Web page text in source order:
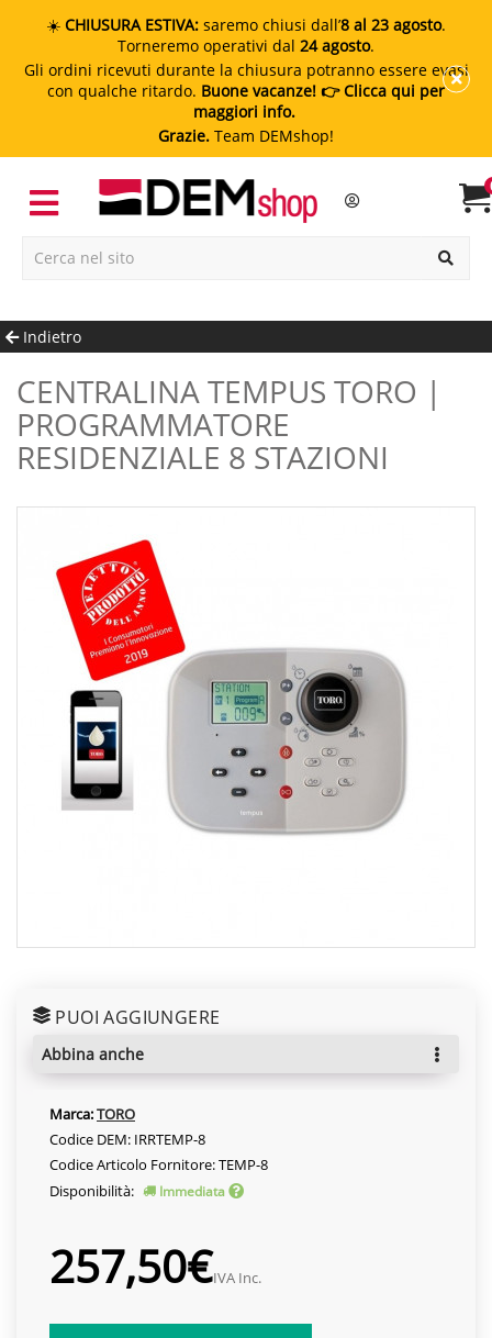
☀️ CHIUSURA ESTIVA: saremo chiusi dall’8 al 23 agosto.
Torneremo operativi dal 24 agosto.
Gli ordini ricevuti durante la chiusura potranno essere evasi
con qualche ritardo. Buone vacanze! 👉 Clicca qui per
maggiori info.
Grazie. Team DEMshop!
Indietro
CENTRALINA TEMPUS TORO |
PROGRAMMATORE
RESIDENZIALE 8 STAZIONI
PUOI AGGIUNGERE
abbina anche
Marca:TORO
Codice DEM: IRRTEMP-8
Codice Articolo Fornitore: TEMP-8
Disponibilità:
Immediata
257,50€IVA Inc.